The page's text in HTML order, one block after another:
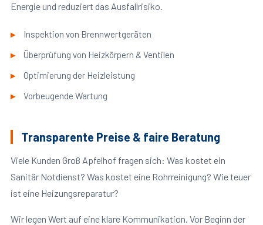
Energie und reduziert das Ausfallrisiko.
Inspektion von Brennwertgeräten
Überprüfung von Heizkörpern & Ventilen
Optimierung der Heizleistung
Vorbeugende Wartung
Transparente Preise & faire Beratung
Viele Kunden Groß Apfelhof fragen sich: Was kostet ein
Sanitär Notdienst? Was kostet eine Rohrreinigung? Wie teuer
ist eine Heizungsreparatur?
Wir legen Wert auf eine klare Kommunikation. Vor Beginn der